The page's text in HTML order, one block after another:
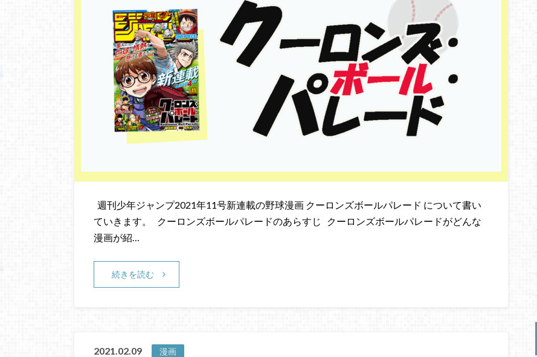
週刊少年ジャンプ2021年11号新連載の野球漫画 クーロンズボールパレード について書い
ていきます。 クーロンズボールパレードのあらすじ クーロンズボールパレードがどんな
漫画が紹…
続きを読む
2021.02.09 漫画